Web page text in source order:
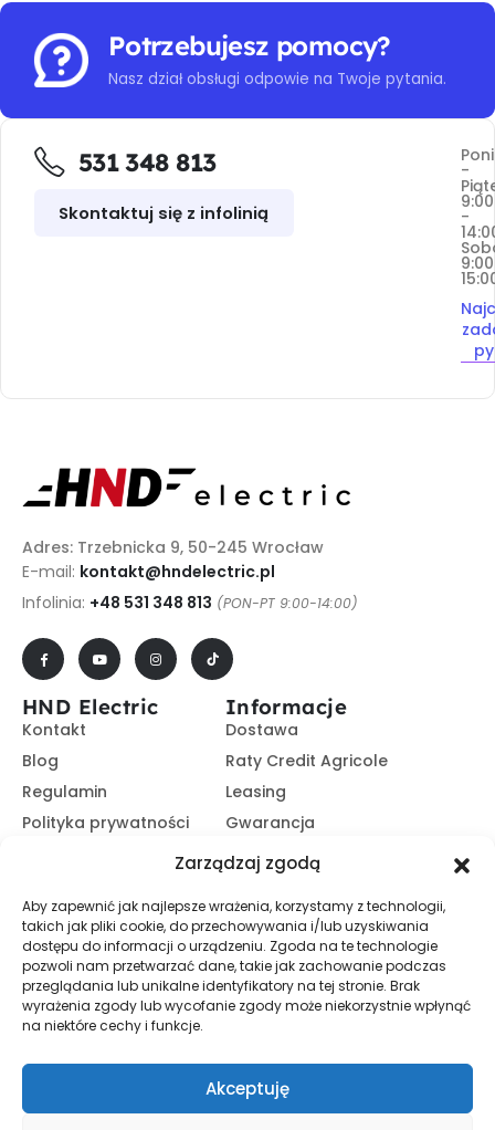
Zarządzaj zgodą
Aby zapewnić jak najlepsze wrażenia, korzystamy z technologii,
takich jak pliki cookie, do przechowywania i/lub uzyskiwania
dostępu do informacji o urządzeniu. Zgoda na te technologie
pozwoli nam przetwarzać dane, takie jak zachowanie podczas
przeglądania lub unikalne identyfikatory na tej stronie. Brak
wyrażenia zgody lub wycofanie zgody może niekorzystnie wpłynąć
na niektóre cechy i funkcje.
Akceptuję
Potrzebujesz pomocy?
Nasz dział obsługi odpowie na Twoje pytania.
531 348 813
Skontaktuj się z infolinią
-
9:00
-
Adres: Trzebnicka 9, 50-245 Wrocław
E-mail: kontakt@hndelectric.pl
Infolinia: +48 531 348 813 (PON-PT 9:00-14:00)
HND Electric
Kontakt
Blog
Regulamin
Polityka prywatności
Informacje
Dostawa
Raty Credit Agricole
Leasing
Gwarancja
14 dni na zwrot
Program partnerski
Zasubskrybuj nasz Newsletter
Zapisz Się